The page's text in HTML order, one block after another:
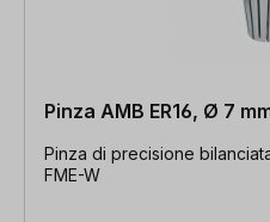
Pinza AMB ER16, Ø 7
Pinza di precisione
FME-W